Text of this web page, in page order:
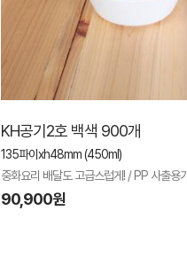
KH공기2호 백색 900개
135파이xh48mm (450ml)
중화요리 배달도 고급스럽게! / PP 사출용기
90,900원